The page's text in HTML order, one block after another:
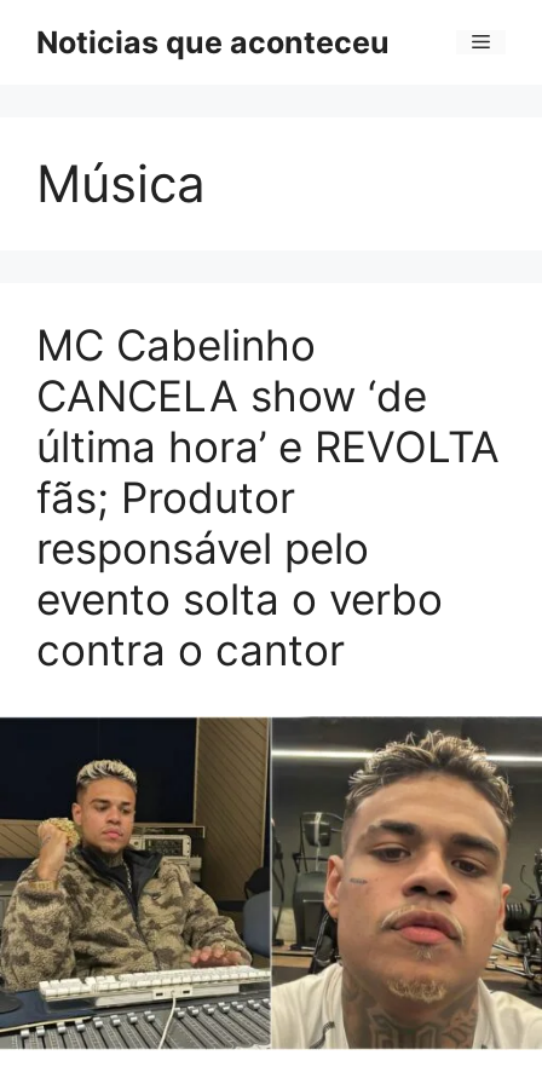
Noticias que aconteceu Menu
Música
MC Cabelinho
CANCELA show ‘de
última hora’ e REVOLTA
fãs; Produtor
responsável pelo
evento solta o verbo
contra o cantor